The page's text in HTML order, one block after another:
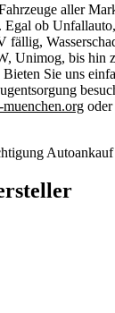
aller
Egal ob
fällig,
Unimog, bis hin
Sie uns
oder